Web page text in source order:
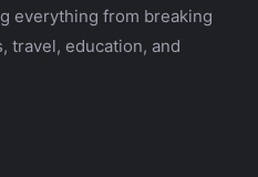
everything from breaking
travel, education, and